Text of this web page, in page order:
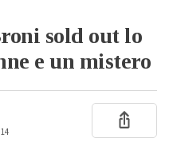
sold out lo
e un mistero